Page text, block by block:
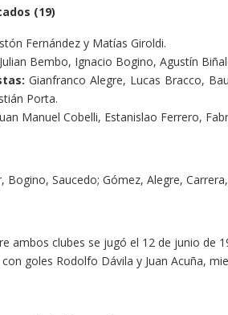
(19)
Fernández y Matías Giroldi.
Julian Bembo, Ignacio Bogino, Agustín
Gianfranco Alegre, Lucas Bracco,
Porta.
Manuel Cobelli, Estanislao Ferrero,
Bogino, Saucedo; Gómez, Alegre,
ambos clubes se jugó el 12 de junio de
goles Rodolfo Dávila y Juan Acuña,